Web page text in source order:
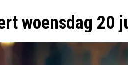
woensdag 20